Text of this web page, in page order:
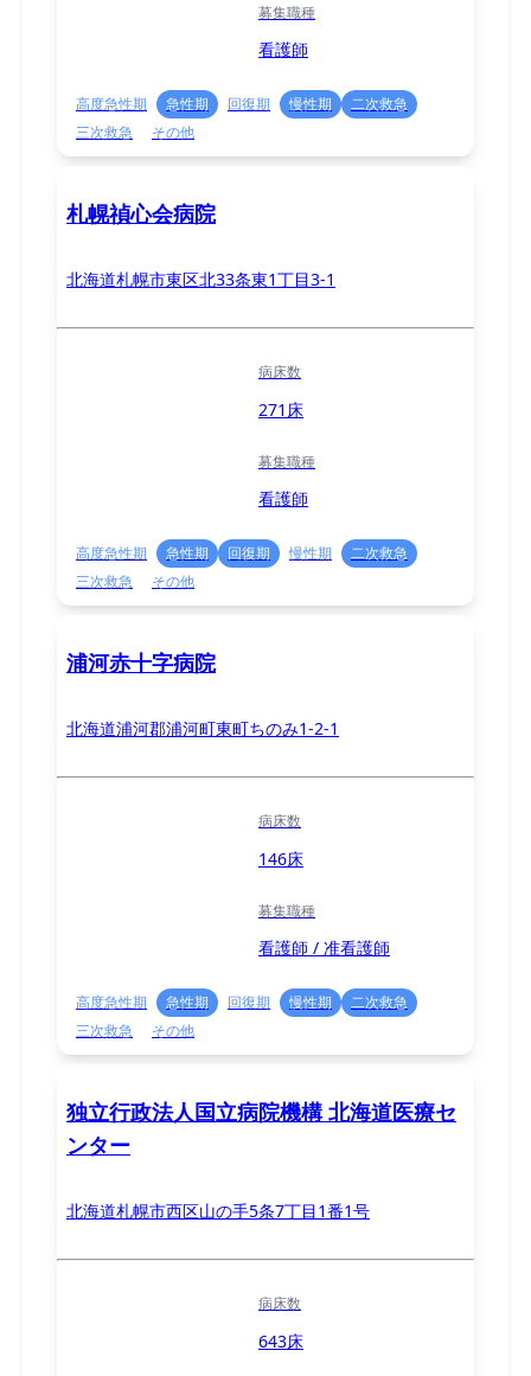
募集職種
看護師
高度急性期 急性期 回復期 慢性期
二次救急
三次救急
その他
札幌禎心会病院
北海道札幌市東区北33条東1丁目3-1
病床数
271床
募集職種
看護師
高度急性期 急性期 回復期 慢性期
二次救急
三次救急
その他
浦河赤十字病院
北海道浦河郡浦河町東町ちのみ1-2-1
病床数
146床
募集職種
看護師 / 准看護師
高度急性期 急性期 回復期 慢性期
二次救急
三次救急
その他
独立行政法人国立病院機構 北海道医療セ
ンター
北海道札幌市西区山の手5条7丁目1番1号
病床数
643床